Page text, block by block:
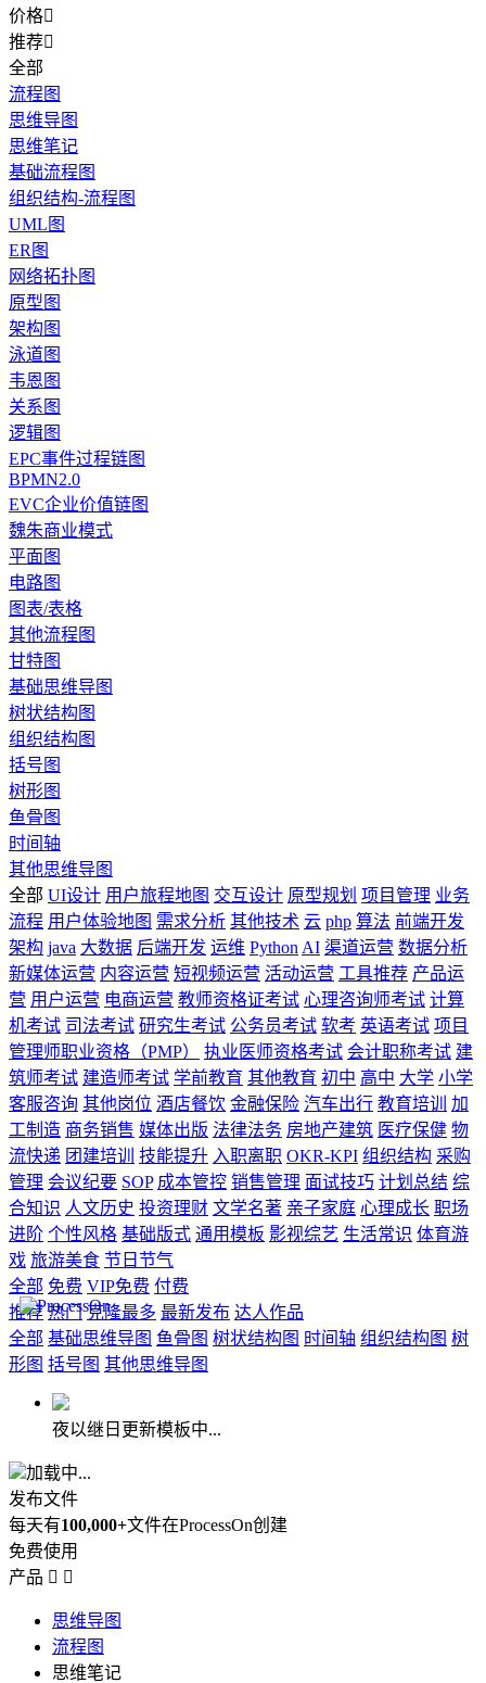
价格
推荐
全部
流程图
思维导图
思维笔记
基础流程图
组织结构-流程图
UML图
ER图
网络拓扑图
原型图
架构图
泳道图
韦恩图
关系图
逻辑图
EPC事件过程链图
BPMN2.0
EVC企业价值链图
魏朱商业模式
平面图
电路图
图表/表格
其他流程图
甘特图
基础思维导图
树状结构图
组织结构图
括号图
树形图
鱼骨图
时间轴
其他思维导图
全部 UI设计 用户旅程地图 交互设计 原型规划 项目管理 业务
流程 用户体验地图 需求分析 其他技术 云 php 算法 前端开发
架构 java 大数据 后端开发 运维 Python AI 渠道运营 数据分析
新媒体运营 内容运营 短视频运营 活动运营 工具推荐 产品运
营 用户运营 电商运营 教师资格证考试 心理咨询师考试 计算
机考试 司法考试 研究生考试 公务员考试 软考 英语考试 项目
管理师职业资格（PMP）
执业医师资格考试 会计职称考试 建
筑师考试 建造师考试 学前教育 其他教育 初中 高中 大学 小学
客服咨询 其他岗位 酒店餐饮 金融保险 汽车出行 教育培训
加
工制造 商务销售 媒体出版 法律法务 房地产建筑 医疗保健 物
流快递 团建培训 技能提升 入职离职 OKR-KPI 组织结构 采购
管理 会议纪要 SOP 成本管控 销售管理 面试技巧 计划总结 综
合知识 人文历史 投资理财 文学名著 亲子家庭 心理成长 职场
进阶 个性风格 基础版式 通用模板 影视综艺 生活常识 体育游
戏 旅游美食 节日节气
全部 免费 VIP免费 付费
推荐 热门 克隆最多 最新发布 达人作品
全部 基础思维导图 鱼骨图 树状结构图 时间轴 组织结构图 树
形图 括号图 其他思维导图
夜以继日更新模板中...
加载中...
发布文件
每天有100,000+文件在ProcessOn创建
免费使用
产品  
思维导图
流程图
思维笔记